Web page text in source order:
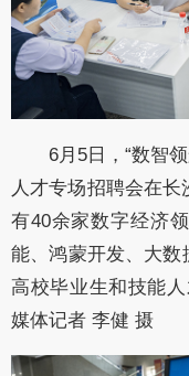
6月5日，“数智
人才专场招聘会在
有40余家数字经济
能、鸿蒙开发、大数
高校毕业生和技能
媒体记者 李健 摄